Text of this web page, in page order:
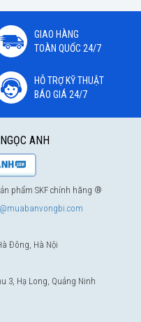
GIAO HÀNG
TOÀN QUỐC 24/7
HỖ TRỢ KỸ THUẬT
BÁO GIÁ 24/7
ANH
phẩm SKF chính hãng ®
Đông, Hà Nội
3, Hạ Long, Quảng Ninh